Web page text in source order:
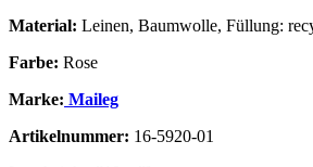
Material: Leinen, Baumwolle, Füllung:
Farbe: Rose
Marke: Maileg
Artikelnummer: 16-5920-01